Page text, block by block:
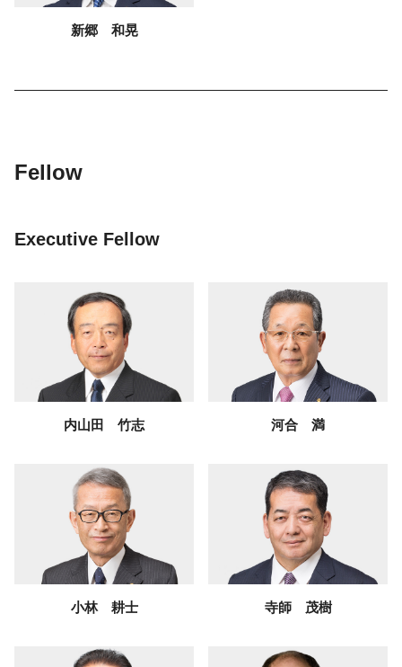
新郷 和晃
Fellow
Executive Fellow
内山田 竹志 河合 満
小林 耕士 寺師 茂樹